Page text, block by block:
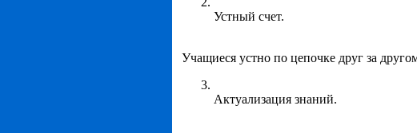
Устный счет.
Учащиеся устно по цепочке друг за
Актуализация знаний.